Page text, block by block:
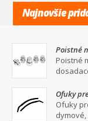
Najnovšie
Poistné
Poistné
Ofuky
dymové,
Ofuky